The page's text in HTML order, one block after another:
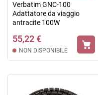
Verbatim GNC-100
Adattatore da viaggio
antracite 100W
55,22 €
NON DISPONIBILE